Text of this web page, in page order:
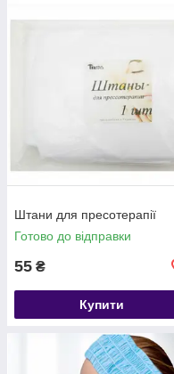
Штани для пресотерапії
Готово до відправки
55 ₴
Купити